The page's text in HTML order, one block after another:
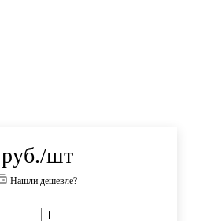
руб./шт
Нашли дешевле?